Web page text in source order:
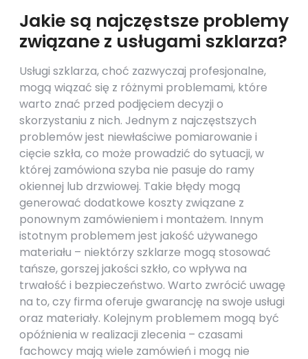
Jakie są najczęstsze problemy
związane z usługami szklarza?
Usługi szklarza, choć zazwyczaj profesjonalne,
mogą wiązać się z różnymi problemami, które
warto znać przed podjęciem decyzji o
skorzystaniu z nich. Jednym z najczęstszych
problemów jest niewłaściwe pomiarowanie i
cięcie szkła, co może prowadzić do sytuacji, w
której zamówiona szyba nie pasuje do ramy
okiennej lub drzwiowej. Takie błędy mogą
generować dodatkowe koszty związane z
ponownym zamówieniem i montażem. Innym
istotnym problemem jest jakość używanego
materiału – niektórzy szklarze mogą stosować
tańsze, gorszej jakości szkło, co wpływa na
trwałość i bezpieczeństwo. Warto zwrócić uwagę
na to, czy firma oferuje gwarancję na swoje usługi
oraz materiały. Kolejnym problemem mogą być
opóźnienia w realizacji zlecenia – czasami
fachowcy mają wiele zamówień i mogą nie